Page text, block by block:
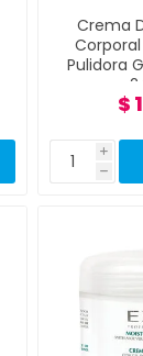
Crema
Pulidora
$
i
h